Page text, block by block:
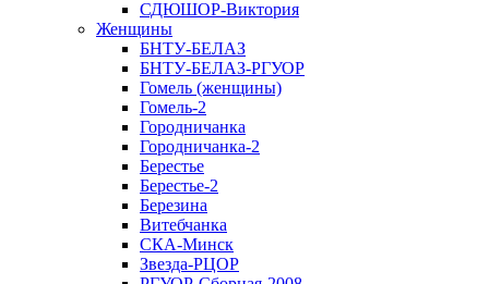
СДЮШОР-Виктория
Женщины
БНТУ-БЕЛАЗ
БНТУ-БЕЛАЗ-РГУОР
Гомель (женщины)
Гомель-2
Городничанка
Городничанка-2
Берестье
Берестье-2
Березина
Витебчанка
СКА-Минск
Звезда-РЦОР